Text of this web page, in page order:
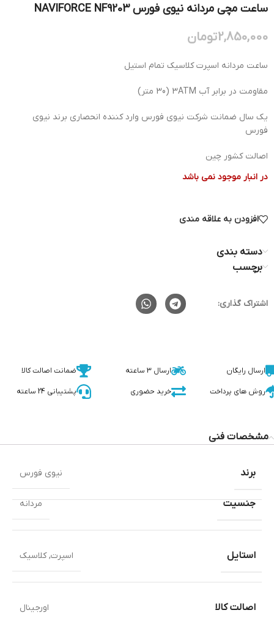
ساعت مچی مردانه نیوی فورس NAVIFORCE NF9203
2,850,000تومان
ساعت مردانه اسپرت کلاسیک تمام استیل
مقاومت در برابر آب 3ATM (30 متر)
یک سال ضمانت شرکت نیوی فورس وارد کننده انحصاری برند نیوی
فورس
اصالت کشور چین
در انبار موجود نمی باشد
افزودن به علاقه مندی
دسته بندی
برچسب
اشتراک گذاری:
ارسال رایگان ارسال 3 ساعته ضمانت اصالت کالا
روش های پرداخت خرید حضوری پشتیبانی 24 ساعته
مشخصات فنی
جنسیت مردانه
استایل اسپرت,کلاسیک
اصالت کالا اورجینال
برند نیوی فورس